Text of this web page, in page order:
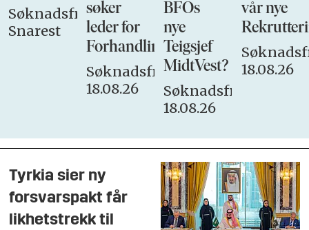
Søknadsfrist:
Snarest
søker
leder for
Forhandlingsutvalget
Søknadsfrist:
18.08.26
BFOs
nye
Teigsjef
MidtVest?
Søknadsfrist:
18.08.26
vår nye
18.08.26
Tyrkia sier ny
forsvarspakt får
likhetstrekk til